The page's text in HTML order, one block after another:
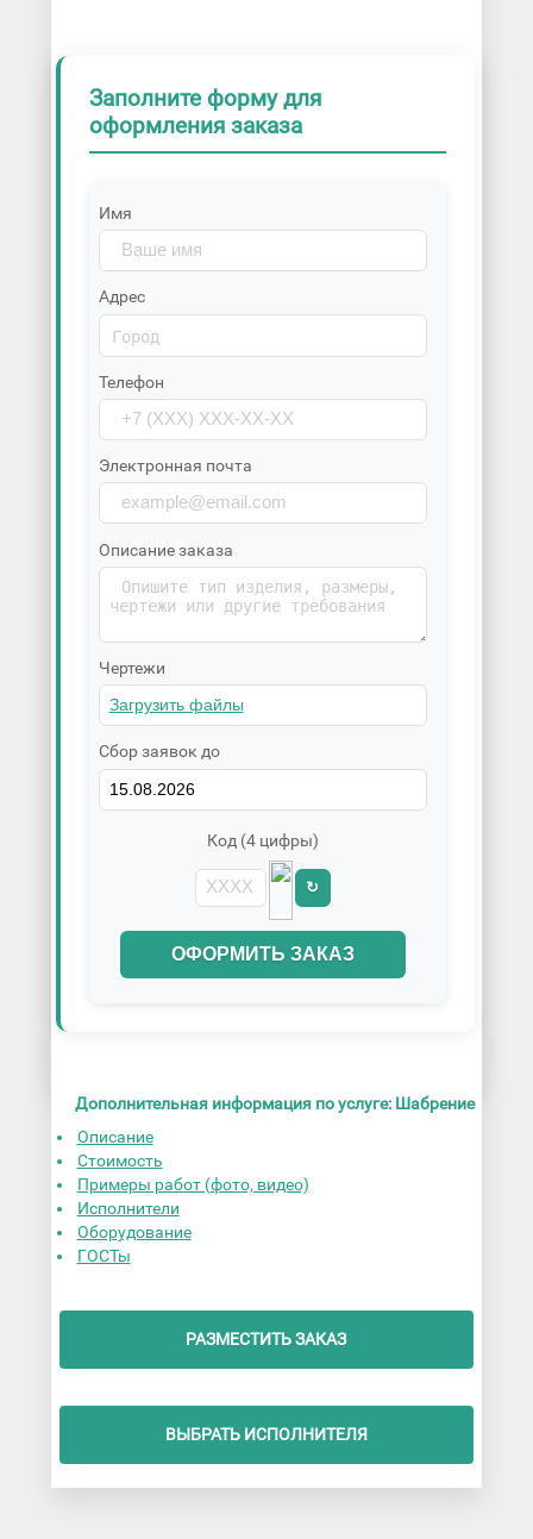
Заполните форму для
оформления заказа
Имя
Адрес
Телефон
Электронная почта
Описание заказа
Чертежи
Сбор заявок до
Код (4 цифры)
↻
ОФОРМИТЬ ЗАКАЗ
Дополнительная информация по услуге: Шабрение
Описание
Стоимость
Примеры работ (фото, видео)
Исполнители
Оборудование
ГОСТы
РАЗМЕСТИТЬ ЗАКАЗ
ВЫБРАТЬ ИСПОЛНИТЕЛЯ